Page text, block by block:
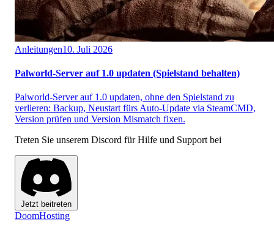
Anleitungen10. Juli 2026
Palworld-Server auf 1.0 updaten (Spielstand behalten)
Palworld-Server auf 1.0 updaten, ohne den Spielstand zu
verlieren: Backup, Neustart fürs Auto-Update via SteamCMD,
Version prüfen und Version Mismatch fixen.
Treten Sie unserem Discord für Hilfe und Support bei
Jetzt beitreten
DoomHosting